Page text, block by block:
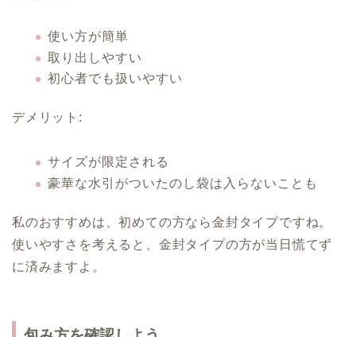
使い方が簡単
取り出しやすい
初心者でも扱いやすい
デメリット:
サイズが限定される
豪華な水引がついたのし袋は入らないことも
私のおすすめは、初めての方なら金封タイプですね。
使いやすさを考えると、金封タイプの方が当日慌てず
に済みますよ。